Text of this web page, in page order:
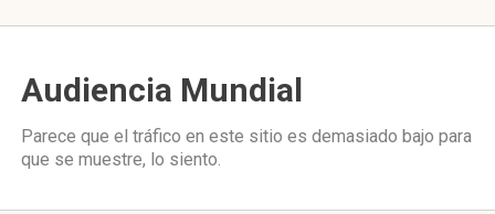
Audiencia Mundial
Parece que el tráfico en este sitio es demasiado bajo para
que se muestre, lo siento.